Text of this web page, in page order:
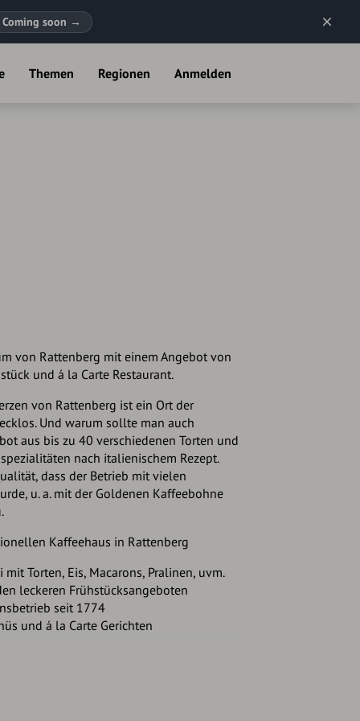
Coming soon →
Themen Regionen Anmelden
von Rattenberg mit einem Angebot von
und á la Carte Restaurant.
von Rattenberg ist ein Ort der
Und warum sollte man auch
aus bis zu 40 verschiedenen Torten und
nach italienischem Rezept.
dass der Betrieb mit vielen
u. a. mit der Goldenen Kaffeebohne
Kaffeehaus in Rattenberg
Torten, Eis, Macarons, Pralinen, uvm.
leckeren Frühstücksangeboten
seit 1774
und á la Carte Gerichten
und lernt man, wie ein original